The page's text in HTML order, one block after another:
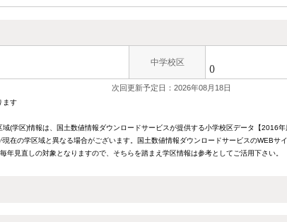
中学校区
()
次回更新予定日：2026年08月18日
ます
(学区)情報は、国土数値情報ダウンロードサービスが提供する小学校区データ【2016
在の学区域と異なる場合がございます。国土数値情報ダウンロードサービスのWEBサ
年見直しの対象となりますので、そちらを踏まえ学区情報は参考としてご活用下さい。